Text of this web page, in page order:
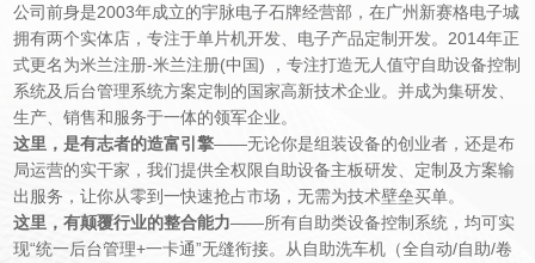
公司前身是2003年成立的宇脉电子石牌经营部，在广州新赛格电子城
拥有两个实体店，专注于单片机开发、电子产品定制开发。 2014年正
式更名为米兰注册-米兰注册(中国) ，专注打造无人值守自助设备控制
系统及后台管理系统方案定制的国家高新技术企业。并成为集研发、
生产、销售和服务于一体的领军企业。
这里，是有志者的造富引擎——无论你是组装设备的创业者，还是布
局运营的实干家，我们提供全权限自助设备主板研发、定制及方案输
出服务，让你从零到一快速抢占市场，无需为技术壁垒买单。
这里，有颠覆行业的整合能力——所有自助类设备控制系统，均可实
现“统一后台管理+一卡通”无缝衔接。从自助洗车机（全自动/自助/卷